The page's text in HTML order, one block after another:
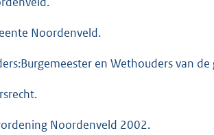
Noordenveld.
en Wethouders van
Noordenveld 2002.